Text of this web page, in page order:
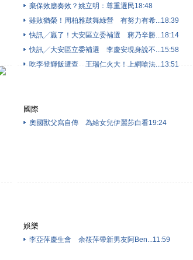
棄保效應奏效？姚立明：尊重選民18:48
雖敗猶榮！周柏雅鼓舞綠營 有努力有希...18:39
快訊╱贏了！大安區立委補選 蔣乃辛勝...18:14
快訊╱大安區立委補選 李慶安現身說不...15:58
吃李登輝飯遭查 王瑞仁火大！上網嗆法...13:51
國際
奧國獸父寫自傳 為給女兒伊麗莎白看19:24
娛樂
李亞萍慶生會 余筱萍帶新男友阿Ben...11:59